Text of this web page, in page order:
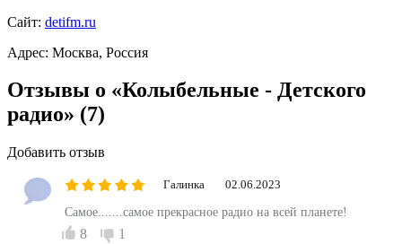
Сайт: detifm.ru
Адрес: Москва, Россия
Отзывы о «Колыбельные - Детского
радио» (7)
Добавить отзыв
Галинка 02.06.2023
Самое.......самое прекрасное радио на всей планете!
8 1